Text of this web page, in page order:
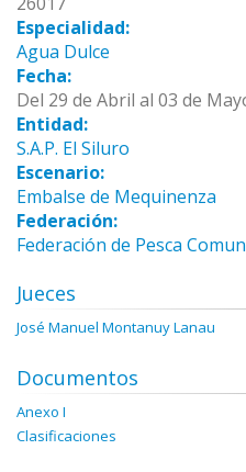
Especialidad:
Agua Dulce
Fecha:
Del 29 de Abril al 03 de
Entidad:
S.A.P. El Siluro
Escenario:
Embalse de Mequinenza
Federación:
Federación de Pesca
Jueces
José Manuel Montanuy Lanau
Documentos
Anexo I
Clasificaciones